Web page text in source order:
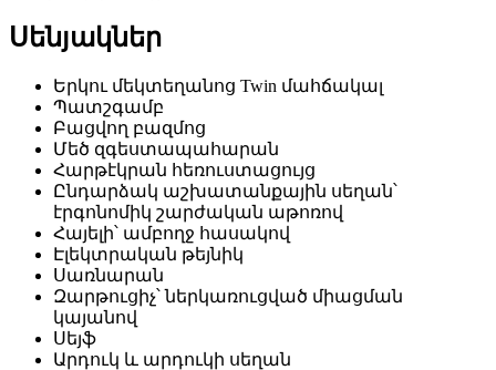
Սենյակներ
Երկու մեկտեղանոց Twin մահճակալ
Պատշգամբ
Բացվող բազմոց
Մեծ զգեստապահարան
Հարթէկրան հեռուստացույց
Ընդարձակ աշխատանքային սեղան՝
էրգոնոմիկ շարժական աթոռով
Հայելի՝ ամբողջ հասակով
Էլեկտրական թեյնիկ
Սառնարան
Զարթուցիչ՝ ներկառուցված միացման
կայանով
Սեյֆ
Արդուկ և արդուկի սեղան